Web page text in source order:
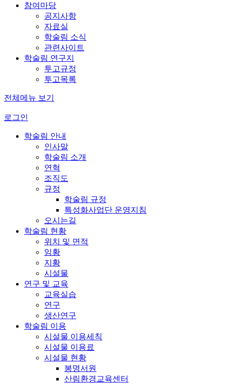
참여마당
공지사항
자료실
학술림 소식
관련사이트
학술림 연구지
투고규정
투고목록
전체메뉴 보기
로그인
학술림 안내
인사말
학술림 소개
연혁
조직도
규정
학술림 규정
특성화사업단 운영지침
오시는길
학술림 현황
위치 및 면적
임황
지황
시설물
연구 및 교육
교육실습
연구
생산연구
학술림 이용
시설물 이용세칙
시설물 이용료
시설물 현황
봉명서원
산림환경교육센터